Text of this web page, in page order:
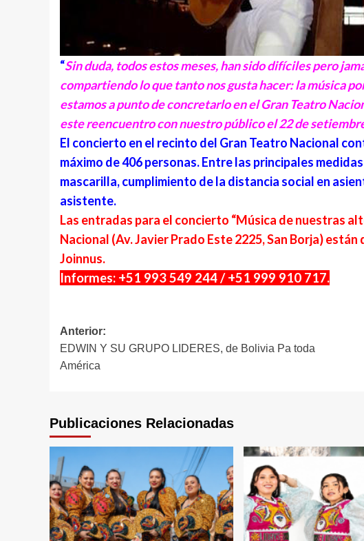
“Sin duda, todos estos meses, han sido difíciles pero
compartiendo lo que tanto nos gusta hacer: la música
estamos a punto de concretarlo en el Gran Teatro
este reencuentro con nuestro público el 22 de
El concierto en el recinto del Gran Teatro Nacional
máximo de 406 personas. Entre las principales
mascarilla, cumplimiento de la distancia social en
asistente.
Las entradas para el concierto “Música de nuestras
Nacional (Av. Javier Prado Este 2225, San Borja) están
Joinnus.
Informes: +51 993 549 244 / +51 999 910 717.
Navegación
de
Anterior:
EDWIN Y SU GRUPO LIDERES, de Bolivia Pa toda
América
Publicaciones Relacionadas